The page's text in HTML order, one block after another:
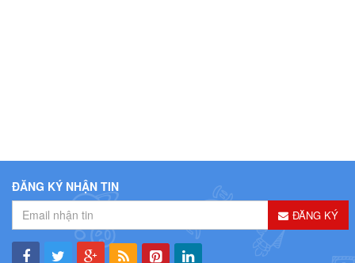
ĐĂNG KÝ NHẬN TIN
ĐĂNG KÝ